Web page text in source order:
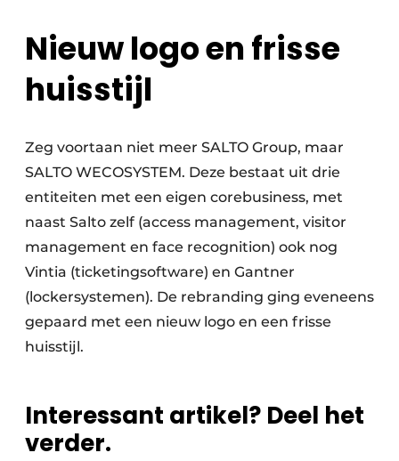
Nieuw logo en frisse
huisstijl
Zeg voortaan niet meer SALTO Group, maar
SALTO WECOSYSTEM. Deze bestaat uit drie
entiteiten met een eigen corebusiness, met
naast Salto zelf (access management, visitor
management en face recognition) ook nog
Vintia (ticketingsoftware) en Gantner
(lockersystemen). De rebranding ging eveneens
gepaard met een nieuw logo en een frisse
huisstijl.
Interessant artikel? Deel het
verder.